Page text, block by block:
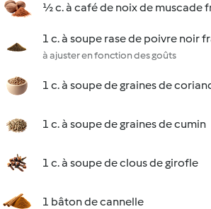
½ c. à café de noix de muscade
1 c. à soupe rase de poivre noir
à ajuster en fonction des goûts
1 c. à soupe de graines de
1 c. à soupe de graines de cumin
1 c. à soupe de clous de girofle
1 bâton de cannelle